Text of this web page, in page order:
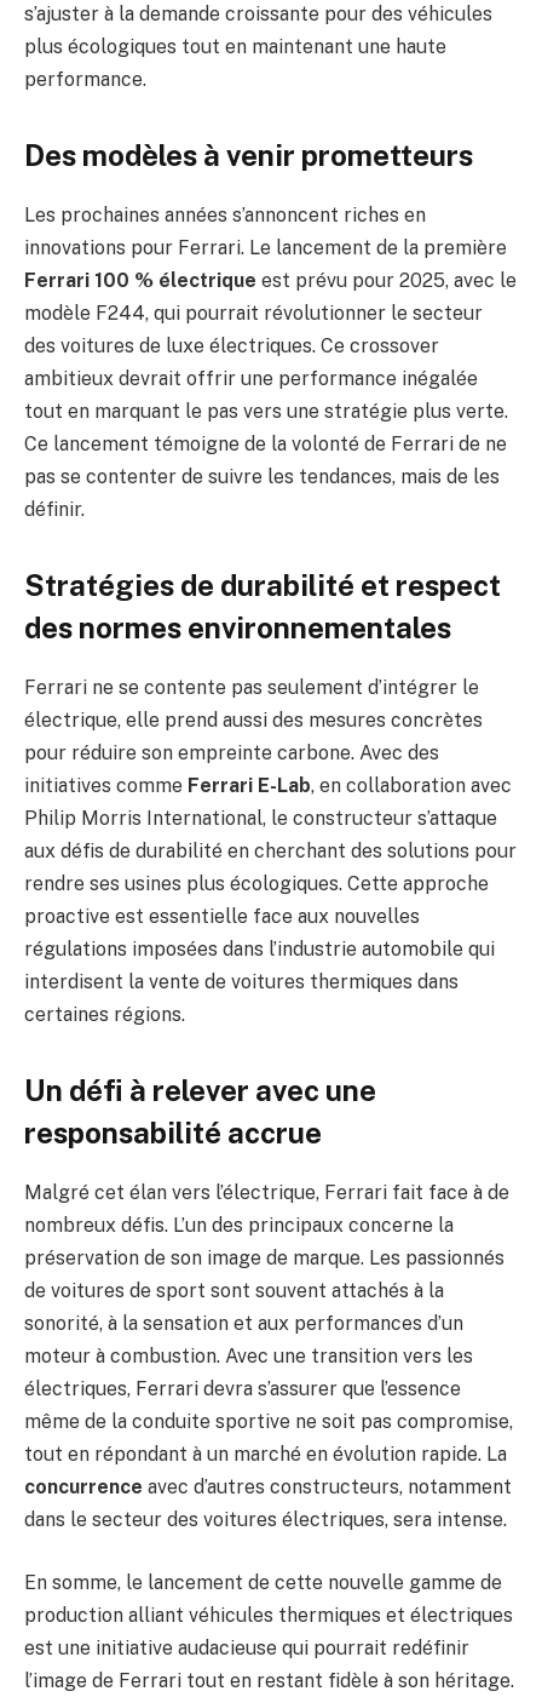
s’ajuster à la demande croissante pour des véhicules
plus écologiques tout en maintenant une haute
performance.
Des modèles à venir prometteurs
Les prochaines années s’annoncent riches en
innovations pour Ferrari. Le lancement de la première
Ferrari 100 % électrique est prévu pour 2025, avec le
modèle F244, qui pourrait révolutionner le secteur
des voitures de luxe électriques. Ce crossover
ambitieux devrait offrir une performance inégalée
tout en marquant le pas vers une stratégie plus verte.
Ce lancement témoigne de la volonté de Ferrari de ne
pas se contenter de suivre les tendances, mais de les
définir.
Stratégies de durabilité et respect
des normes environnementales
Ferrari ne se contente pas seulement d’intégrer le
électrique, elle prend aussi des mesures concrètes
pour réduire son empreinte carbone. Avec des
initiatives comme Ferrari E-Lab, en collaboration avec
Philip Morris International, le constructeur s’attaque
aux défis de durabilité en cherchant des solutions pour
rendre ses usines plus écologiques. Cette approche
proactive est essentielle face aux nouvelles
régulations imposées dans l’industrie automobile qui
interdisent la vente de voitures thermiques dans
certaines régions.
Un défi à relever avec une
responsabilité accrue
Malgré cet élan vers l’électrique, Ferrari fait face à de
nombreux défis. L’un des principaux concerne la
préservation de son image de marque. Les passionnés
de voitures de sport sont souvent attachés à la
sonorité, à la sensation et aux performances d’un
moteur à combustion. Avec une transition vers les
électriques, Ferrari devra s’assurer que l’essence
même de la conduite sportive ne soit pas compromise,
tout en répondant à un marché en évolution rapide. La
concurrence avec d’autres constructeurs, notamment
dans le secteur des voitures électriques, sera intense.
En somme, le lancement de cette nouvelle gamme de
production alliant véhicules thermiques et électriques
est une initiative audacieuse qui pourrait redéfinir
l’image de Ferrari tout en restant fidèle à son héritage.